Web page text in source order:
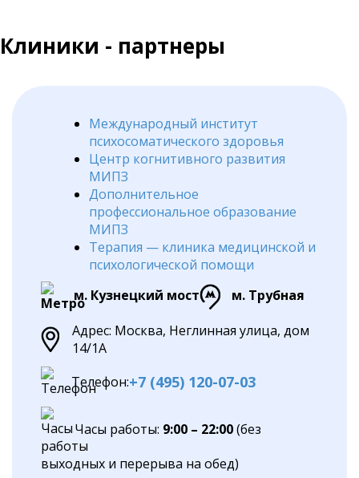
Клиники - партнеры
Международный институт
психосоматического здоровья
Центр когнитивного развития
МИПЗ
Дополнительное
профессиональное образование
МИПЗ
Терапия — клиника медицинской и
психологической помощи
м. Кузнецкий мост
м. Трубная
Адрес: Москва, Неглинная улица, дом
14/1А
Телефон:+7 (495) 120-07-03
Часы работы: 9:00 – 22:00(без
выходных и перерыва на обед)